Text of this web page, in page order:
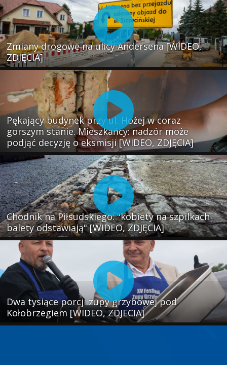
Zmiany drogowe na ulicy Andersena [WIDEO,
ZDJĘCIA]
Pękający budynek przy ul. Hożej w coraz
gorszym stanie. Mieszkańcy: nadzór może
podjąć decyzję o eksmisji [WIDEO, ZDJĘCIA]
Chodnik na Piłsudskiego: "kobiety na szpilkach
balety odstawiają" [WIDEO, ZDJĘCIA]
Dwa tysiące porcji zupy grzybowej pod
Kołobrzegiem [WIDEO, ZDJECIA]